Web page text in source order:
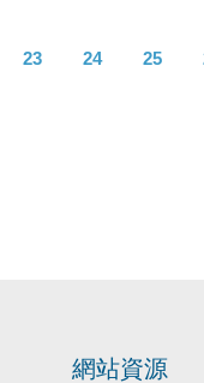
23 24 25
網站資源